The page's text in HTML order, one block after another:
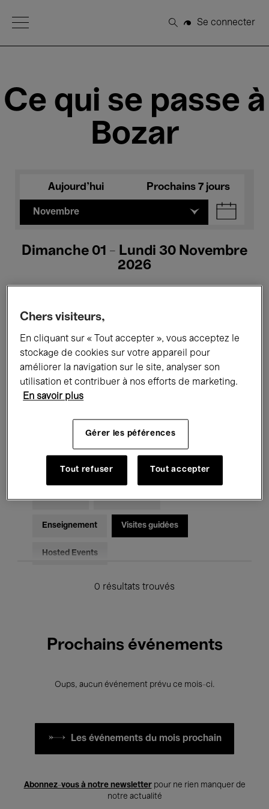
Open Menu
Rechercher
Se connecter
Ce qui se passe à
Bozar
Aujourd'hui Prochains 7 jours
Novembre
Dimanche 01 - Lundi 30 Novembre
2026
Tous les événements Concerts
Expositions Films Performances
Rencontres & Débats
Musique classique Global Music
Musique électronique
Pour tous Kids’ Palace
Enseignement Visites guidées
Hosted Events
0 résultats trouvés
Prochains événements
Oups, aucun événement prévu ce mois-ci.
Les événements du mois prochain
Abonnez-vous à notre newsletterpour ne rien manquer de
notre actualité
Chers visiteurs,
En cliquant sur « Tout accepter », vous acceptez le
stockage de cookies sur votre appareil pour
améliorer la navigation sur le site, analyser son
utilisation et contribuer à nos efforts de marketing.
En savoir plus
Gérer les péférences
Tout refuser Tout accepter